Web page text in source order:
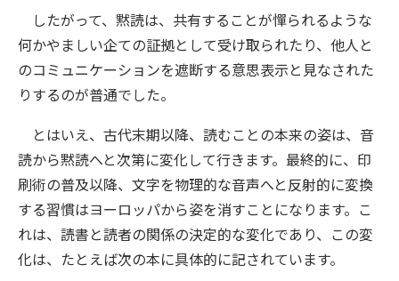
したがって、黙読は、共有することが憚られるような
何かやましい企ての証拠として受け取られたり、他人と
のコミュニケーションを遮断する意思表示と見なされた
りするのが普通でした。
とはいえ、古代末期以降、読むことの本来の姿は、音
読から黙読へと次第に変化して行きます。最終的に、印
刷術の普及以降、文字を物理的な音声へと反射的に変換
する習慣はヨーロッパから姿を消すことになります。こ
れは、読書と読者の関係の決定的な変化であり、この変
化は、たとえば次の本に具体的に記されています。